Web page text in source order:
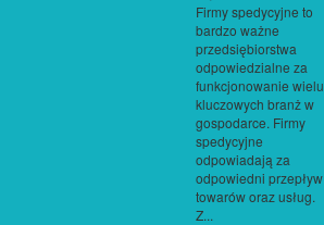
Firmy spedycyjne to
bardzo ważne
przedsiębiorstwa
odpowiedzialne za
funkcjonowanie wielu
kluczowych branż w
gospodarce. Firmy
spedycyjne
odpowiadają za
odpowiedni przepływ
towarów oraz usług.
Z...